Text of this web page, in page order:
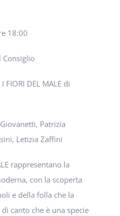
18:00
Consiglio
FIORI DEL MALE di
Patrizia
Letizia Zaffini
rappresentano la
con la scoperta
e della folla che la
canto che è una specie